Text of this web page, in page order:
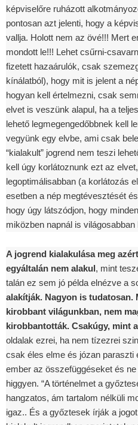
képviselőre ruházott
pontosan azt jelenti, hogy a
vallja. Holott nem az övé!!! Mert
mondott le!!! Lehet csűrni-
fizetett hazaárulók, csak
kínálatból), hogy mit is jelent a
hogyan kell értelmezni, csak
elvet is veszünk alapul, ha a
lehető legmegengedőbbnek kell
vegyünk egy elvbe, ami csak
“kialakult” jogrend nem teszi
kell úgy korlátoznunk ezt az
legoptimálisabban (a korlátozás
esetben a nép megtévesztését
hogy úgy látszódjon, hogy
miközben napnál is
A jogrend kialakulása meg
egyáltalán nem alakul, mint
talán ez sem jó példa elnézve a
alakítják. Nagyon is tudatosan.
kirobbant világunkban, nem
kirobbantották. Csakúgy, mint
oldalak ezrei, ha nem tízezrei
csak éles elme és józan paraszti
ember az összefüggéseket és
higgyen. “A történelmet a
hangzatos, ám tartalom nélküli
igaz.. És a győztesek írják a